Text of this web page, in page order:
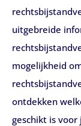
uitgebreide
mogelijkheid
ontdekken
geschikt is